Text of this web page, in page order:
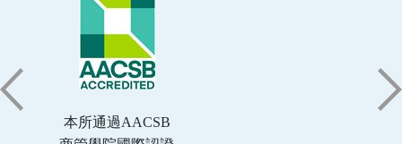
本所通過AACSB